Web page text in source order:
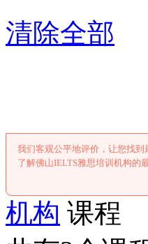
清除全部
我们客观公平地评价，让您找
了解佛山IELTS雅思培训机构的
机构 课程